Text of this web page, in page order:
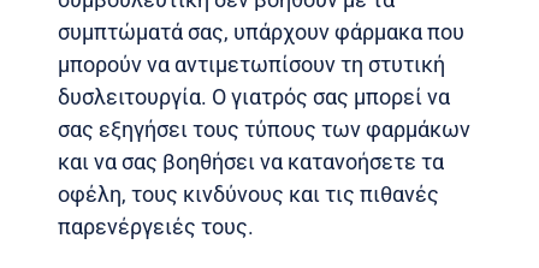
συμπτώματά σας, υπάρχουν φάρμακα που
μπορούν να αντιμετωπίσουν τη στυτική
δυσλειτουργία. Ο γιατρός σας μπορεί να
σας εξηγήσει τους τύπους των φαρμάκων
και να σας βοηθήσει να κατανοήσετε τα
οφέλη, τους κινδύνους και τις πιθανές
παρενέργειές τους.